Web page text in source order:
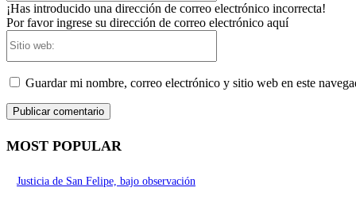
¡Has introducido una dirección de correo electrónico incorrecta!
Por favor ingrese su dirección de correo electrónico aquí
Guardar mi nombre, correo electrónico y sitio web en este
MOST POPULAR
Justicia de San Felipe, bajo observación